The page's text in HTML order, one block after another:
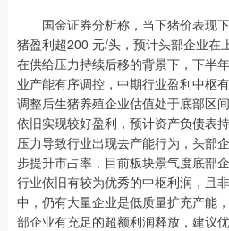
国金证券分析称，当下猪价表现下
猪盈利超200 元/头，预计头部企业在
在供给压力持续后移的背景下，下半
业产能有序调控，中期行业盈利中枢
调整后生猪养殖企业估值处于底部区
依旧实现较好盈利，预计资产负债表
压力导致行业出现去产能行为，头部
步提升市占率，目前板块景气度底部
行业依旧有较为优秀的中枢利润，且
中，仍有大量企业是低质量扩充产能
部企业有充足的超额利润释放，建议